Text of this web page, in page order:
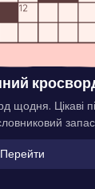
щодня. Цікаві
Перейти